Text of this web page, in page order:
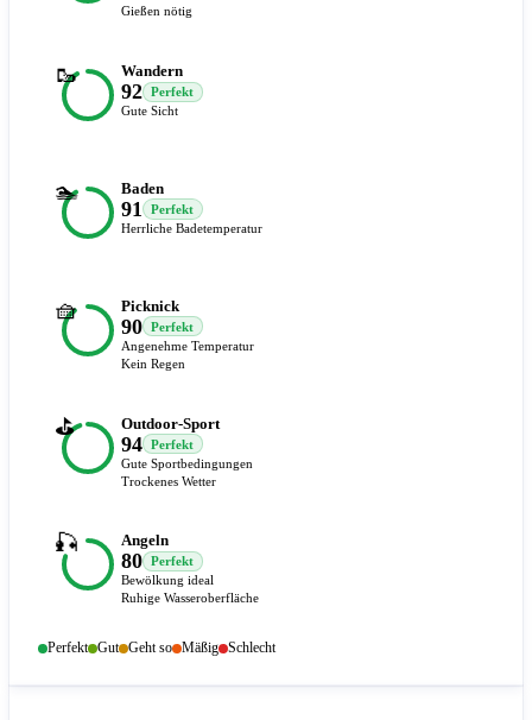
Gießen nötig
🥾 Wandern
92
Perfekt
Gute Sicht
🏊 Baden
91
Perfekt
Herrliche Badetemperatur
🧺 Picknick
90
Perfekt
Angenehme Temperatur
Kein Regen
⛳ Outdoor-Sport
94
Perfekt
Gute Sportbedingungen
Trockenes Wetter
🎣 Angeln
80
Perfekt
Bewölkung ideal
Ruhige Wasseroberfläche
Perfekt Gut Geht so Mäßig Schlecht